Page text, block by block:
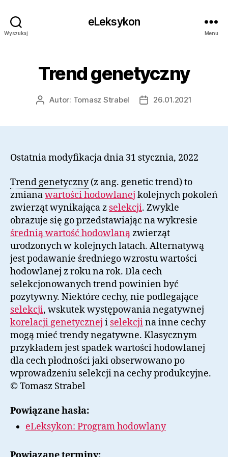
Wyszukaj
eLeksykon
Menu
Trend genetyczny
AutorAutor: Tomasz Strabel
Data26.01.2021
Ostatnia modyfikacja dnia 31 stycznia, 2022
Trend genetyczny(z ang. genetic trend) to
zmianawartości hodowlanej kolejnych pokoleń
zwierząt wynikająca z selekcji. Zwykle
obrazuje się go przedstawiając na wykresie
średnią wartość hodowlanązwierząt
urodzonych w kolejnych latach. Alternatywą
jest podawanie średniego wzrostu wartości
hodowlanej z roku na rok. Dla cech
selekcjonowanych trend powinien być
pozytywny. Niektóre cechy, nie podlegające
selekcji, wskutek występowania negatywnej
korelacji genetycznej i selekcjina inne cechy
mogą mieć trendy negatywne. Klasycznym
przykładem jest spadek wartości hodowlanej
dla cech płodności jaki obserwowano po
wprowadzeniu selekcji na cechy produkcyjne.
© Tomasz Strabel
Powiązane hasła:
eLeksykon: Program hodowlany